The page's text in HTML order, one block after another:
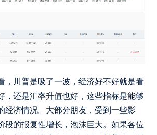
，川普是吸了一波，经济好不好就是看
，还是汇率升值也好，这些指标是能够
经济情况。大部分朋友，受到一些影
段的报复性增长，泡沫巨大。如果各位